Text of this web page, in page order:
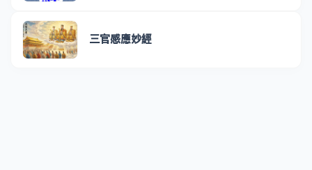
三官感應妙經